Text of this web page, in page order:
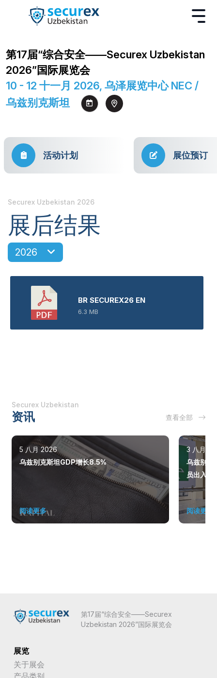
第17届“综合安全——Securex Uzbekistan
2026”国际展览会
10 - 12 十一月 2026, 乌泽展览中心 NEC /
乌兹别克斯坦
活动计划 展位预订
Securex Uzbekistan 2026
展后结果
2026
BR SECUREX26 EN
6.3 MB
Securex Uzbekistan
资讯 查看全部
5 八月 2026
乌兹别克斯坦GDP增长8.5%
阅读更多
3 八月
乌兹别克
员出入
阅读更多
第17届“综合安全——Securex
Uzbekistan 2026”国际展览会
展览
关于展会
产品类别